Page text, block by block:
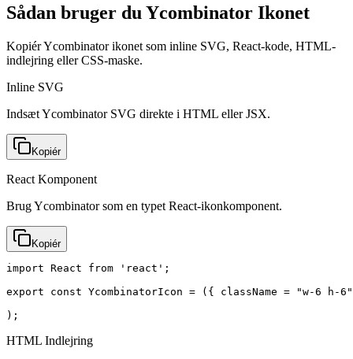
Sådan bruger du Ycombinator Ikonet
Kopiér Ycombinator ikonet som inline SVG, React-kode, HTML-
indlejring eller CSS-maske.
Inline SVG
Indsæt Ycombinator SVG direkte i HTML eller JSX.
Kopiér
React Komponent
Brug Ycombinator som en typet React-ikonkomponent.
Kopiér
import React from 'react';
export const YcombinatorIcon = ({ className = "w-6
);
HTML Indlejring